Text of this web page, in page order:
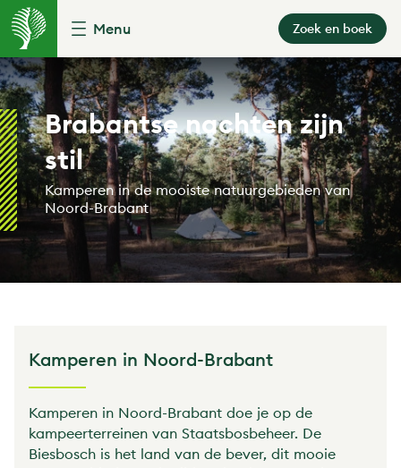
Menu Zoek en boek
Brabantse nachten zijn
stil
Kamperen in de mooiste natuurgebieden van
Noord-Brabant
Kamperen in Noord-Brabant
Kamperen in Noord-Brabant doe je op de
kampeerterreinen van Staatsbosbeheer. De
Biesbosch is het land van de bever, dit mooie